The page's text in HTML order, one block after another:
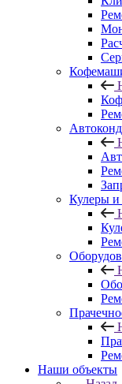
Кулеры
Наши объекты